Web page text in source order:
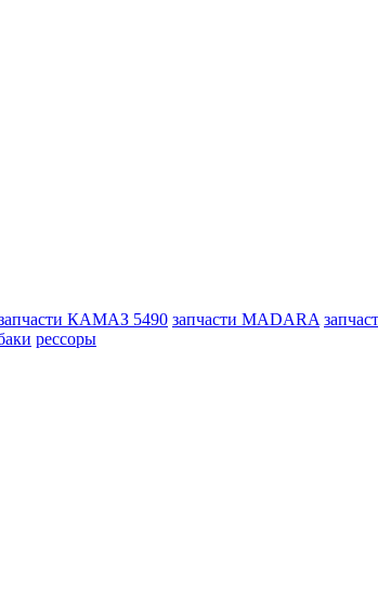
КАМАЗ 5490 запчасти MADARA
рессоры